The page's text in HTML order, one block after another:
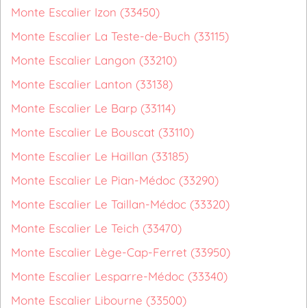
Monte Escalier Izon (33450)
Monte Escalier La Teste-de-Buch (33115)
Monte Escalier Langon (33210)
Monte Escalier Lanton (33138)
Monte Escalier Le Barp (33114)
Monte Escalier Le Bouscat (33110)
Monte Escalier Le Haillan (33185)
Monte Escalier Le Pian-Médoc (33290)
Monte Escalier Le Taillan-Médoc (33320)
Monte Escalier Le Teich (33470)
Monte Escalier Lège-Cap-Ferret (33950)
Monte Escalier Lesparre-Médoc (33340)
Monte Escalier Libourne (33500)